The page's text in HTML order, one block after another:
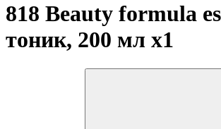
818 Beauty formula
тоник, 200 мл x1